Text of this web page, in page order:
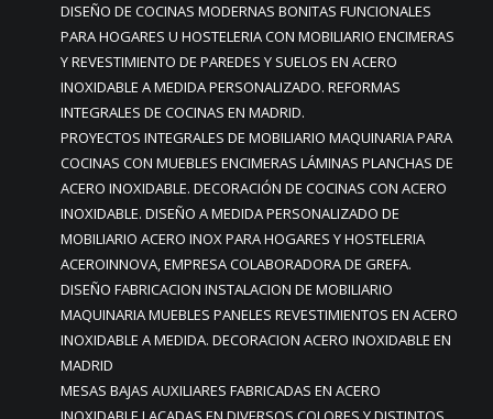
DISEÑO DE COCINAS MODERNAS BONITAS FUNCIONALES
PARA HOGARES U HOSTELERIA CON MOBILIARIO ENCIMERAS
Y REVESTIMIENTO DE PAREDES Y SUELOS EN ACERO
INOXIDABLE A MEDIDA PERSONALIZADO. REFORMAS
INTEGRALES DE COCINAS EN MADRID.
PROYECTOS INTEGRALES DE MOBILIARIO MAQUINARIA PARA
COCINAS CON MUEBLES ENCIMERAS LÁMINAS PLANCHAS DE
ACERO INOXIDABLE. DECORACIÓN DE COCINAS CON ACERO
INOXIDABLE. DISEÑO A MEDIDA PERSONALIZADO DE
MOBILIARIO ACERO INOX PARA HOGARES Y HOSTELERIA
ACEROINNOVA, EMPRESA COLABORADORA DE GREFA.
DISEÑO FABRICACION INSTALACION DE MOBILIARIO
MAQUINARIA MUEBLES PANELES REVESTIMIENTOS EN ACERO
INOXIDABLE A MEDIDA. DECORACION ACERO INOXIDABLE EN
MADRID
MESAS BAJAS AUXILIARES FABRICADAS EN ACERO